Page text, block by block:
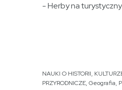
- Herby na
NAUKI O HISTORII,
PRZYRODNICZE, Geografia,